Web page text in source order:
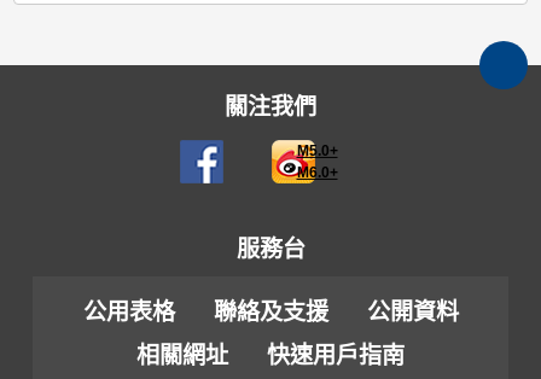
關注我們
M5.0+
M6.0+
服務台
公用表格 聯絡及支援
公開資料
相關網址
快速用戶指南